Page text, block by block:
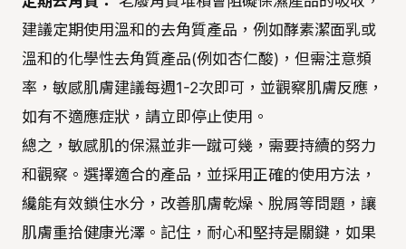
建議定期使用溫和的去角質產品，例如酵素潔面乳或
溫和的化學性去角質產品(例如杏仁酸)，但需注意頻
率，敏感肌膚建議每週1-2次即可，並觀察肌膚反應，
如有不適應症狀，請立即停止使用。
總之，敏感肌的保濕並非一蹴可幾，需要持續的努力
和觀察。選擇適合的產品，並採用正確的使用方法，
纔能有效鎖住水分，改善肌膚乾燥、脫屑等問題，讓
肌膚重拾健康光澤。記住，耐心和堅持是關鍵，如果